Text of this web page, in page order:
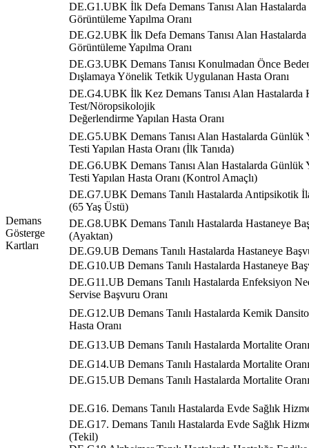
Demans
Gösterge
Kartları
DE.G1.UBK İlk Defa Demans Tanısı Alan
Görüntüleme Yapılma Oranı
DE.G2.UBK İlk Defa Demans Tanısı Alan
Görüntüleme Yapılma Oranı
DE.G3.UBK Demans Tanısı Konulmadan Önce
Dışlamaya Yönelik Tetkik Uygulanan Hasta Oranı
DE.G4.UBK İlk Kez Demans Tanısı Alan Hastalarda
Test/Nöropsikolojik
Değerlendirme Yapılan Hasta Oranı
DE.G5.UBK Demans Tanısı Alan Hastalarda Günlük
Testi Yapılan Hasta Oranı (İlk Tanıda)
DE.G6.UBK Demans Tanısı Alan Hastalarda Günlük
Testi Yapılan Hasta Oranı (Kontrol Amaçlı)
DE.G7.UBK Demans Tanılı Hastalarda Antipsikotik
(65 Yaş Üstü)
DE.G8.UBK Demans Tanılı Hastalarda Hastaneye
(Ayaktan)
DE.G9.UB Demans Tanılı Hastalarda Hastaneye
DE.G10.UB Demans Tanılı Hastalarda Hastaneye
DE.G11.UB Demans Tanılı Hastalarda Enfeksiyon
Servise Başvuru Oranı
DE.G12.UB Demans Tanılı Hastalarda Kemik
Hasta Oranı
DE.G13.UB Demans Tanılı Hastalarda Mortalite
DE.G14.UB Demans Tanılı Hastalarda Mortalite
DE.G15.UB Demans Tanılı Hastalarda Mortalite
DE.G16. Demans Tanılı Hastalarda Evde Sağlık
DE.G17. Demans Tanılı Hastalarda Evde Sağlık
(Tekil)